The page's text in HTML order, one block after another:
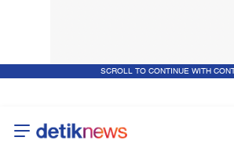
SCROLL TO CONTINUE WITH